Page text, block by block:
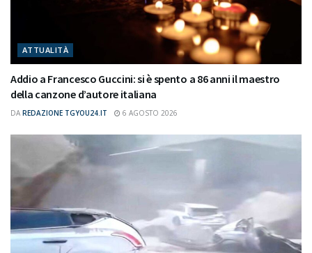
ATTUALITÀ
Addio a Francesco Guccini: si è spento a 86 anni il maestro
della canzone d’autore italiana
DA REDAZIONE TGYOU24.IT 6 AGOSTO 2026